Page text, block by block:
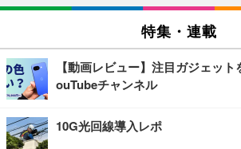
特集・連載
【動画レビュー】注目ガジェッ
ouTubeチャンネル
10G光回線導入レポ